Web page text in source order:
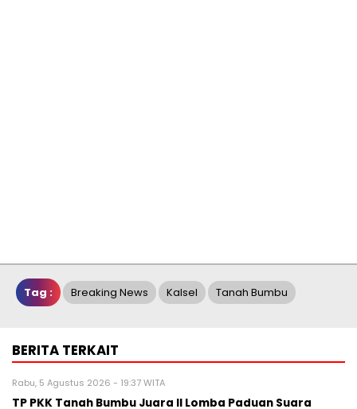
Tag : Breaking News Kalsel Tanah Bumbu
BERITA TERKAIT
Rabu, 5 Agustus 2026 - 19:37 WITA
TP PKK Tanah Bumbu Juara II Lomba Paduan Suara